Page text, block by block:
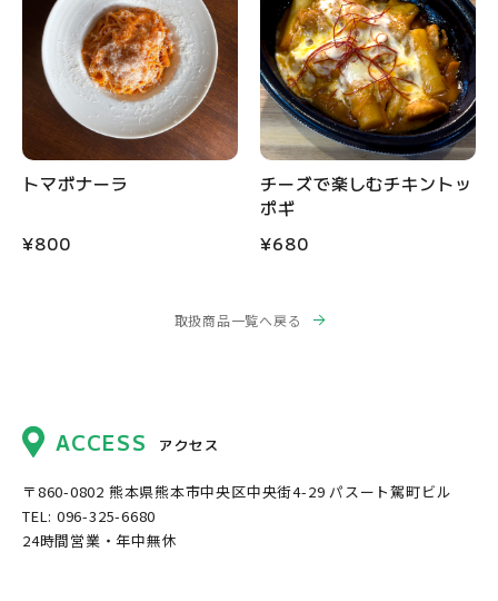
トマボナーラ
¥800
チーズで楽しむチキントッ
ポギ
¥680
取扱商品一覧へ戻る
ACCESS アクセス
〒860-0802 熊本県熊本市中央区中央街4-29 パスート駕町ビル
TEL: 096-325-6680
24時間営業・年中無休